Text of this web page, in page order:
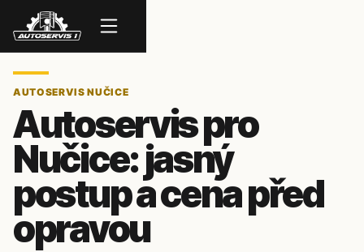
Menu
AUTOSERVIS NUČICE
Autoservis pro
Nučice: jasný
postup a cena před
opravou